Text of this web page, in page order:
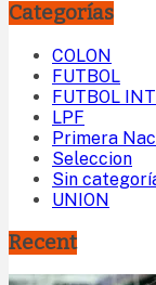
Categorías
COLON
FUTBOL
FUTBOL
LPF
Primera
Seleccion
Sin
UNION
Recent